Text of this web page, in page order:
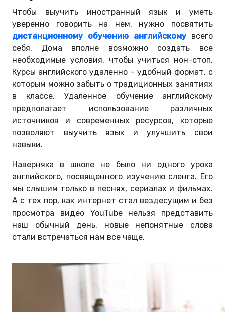
Чтобы выучить иностранный язык и уметь
уверенно говорить на нем, нужно посвятить
дистанционному обучению английскому всего
себя. Дома вполне возможно создать все
необходимые условия, чтобы учиться нон-стоп.
Курсы английского удаленно – удобный формат, с
которым можно забыть о традиционных занятиях
в классе. Удаленное обучение английскому
предполагает использование различных
источников и современных ресурсов, которые
позволяют выучить язык и улучшить свои
навыки.
Наверняка в школе не было ни одного урока
английского, посвященного изучению сленга. Его
мы слышим только в песнях, сериалах и фильмах.
А с тех пор, как интернет стал вездесущим и без
просмотра видео YouTube нельзя представить
наш обычный день, новые непонятные слова
стали встречаться нам все чаще.